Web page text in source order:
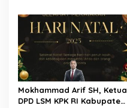
Ingatkan Pemkab
Selaraskan UU HKPD
Mokhammad Arif SH, Ketua
DPD LSM KPK RI Kabupaten